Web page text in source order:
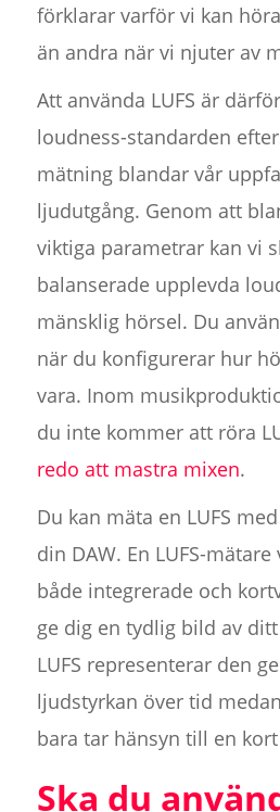
förklarar varför vi kan
än andra när vi njuter av
Att använda LUFS är
loudness-standarden
mätning blandar vår
ljudutgång. Genom att
viktiga parametrar kan vi
balanserade upplevda
mänsklig hörsel. Du
när du konfigurerar hur
vara. Inom
du inte kommer att röra
redo att mastra mixen.
Du kan mäta en LUFS
din DAW. En LUFS-
både integrerade och
ge dig en tydlig bild av
LUFS representerar den
ljudstyrkan över tid
bara tar hänsyn till en
Ska du